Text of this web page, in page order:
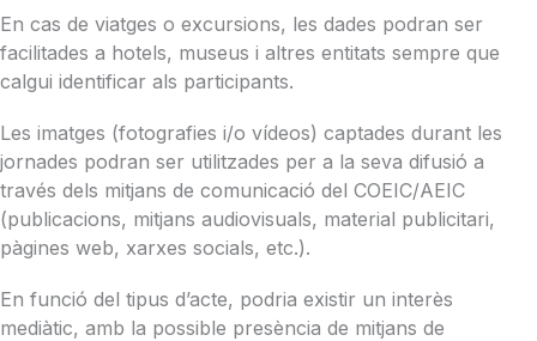
En cas de viatges o excursions, les dades podran ser
facilitades a hotels, museus i altres entitats sempre que
calgui identificar als participants.
Les imatges (fotografies i/o vídeos) captades durant les
jornades podran ser utilitzades per a la seva difusió a
través dels mitjans de comunicació del COEIC/AEIC
(publicacions, mitjans audiovisuals, material publicitari,
pàgines web, xarxes socials, etc.).
En funció del tipus d’acte, podria existir un interès
mediàtic, amb la possible presència de mitjans de